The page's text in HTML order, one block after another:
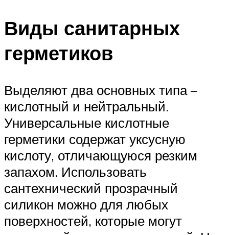
Виды санитарных
герметиков
Выделяют два основных типа –
кислотный и нейтральный.
Универсальные кислотные
герметики содержат уксусную
кислоту, отличающуюся резким
запахом. Использовать
сантехнический прозрачный
силикон можно для любых
поверхностей, которые могут